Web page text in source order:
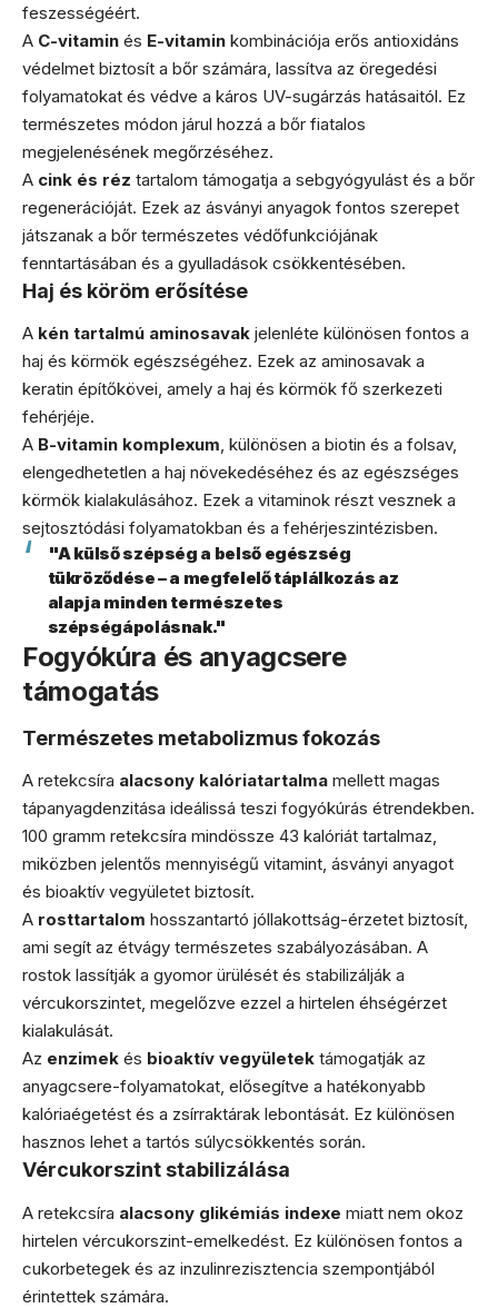
feszességéért.
A C-vitamin és E-vitamin kombinációja erős antioxidáns
védelmet biztosít a bőr számára, lassítva az öregedési
folyamatokat és védve a káros UV-sugárzás hatásaitól. Ez
természetes módon járul hozzá a bőr fiatalos
megjelenésének megőrzéséhez.
A cink és réz tartalom támogatja a sebgyógyulást és a bőr
regenerációját. Ezek az ásványi anyagok fontos szerepet
játszanak a bőr természetes védőfunkciójának
fenntartásában és a gyulladások csökkentésében.
Haj és köröm erősítése
A kén tartalmú aminosavak jelenléte különösen fontos a
haj és körmök egészségéhez. Ezek az aminosavak a
keratin építőkövei, amely a haj és körmök fő szerkezeti
fehérjéje.
A B-vitamin komplexum, különösen a biotin és a folsav,
elengedhetetlen a haj növekedéséhez és az egészséges
körmök kialakulásához. Ezek a vitaminok részt vesznek a
sejtosztódási folyamatokban és a fehérjeszintézisben.
"A külső szépség a belső egészség
tükröződése – a megfelelő táplálkozás az
alapja minden természetes
szépségápolásnak."
Fogyókúra és anyagcsere
támogatás
Természetes metabolizmus fokozás
A retekcsíra alacsony kalóriatartalma mellett magas
tápanyagdenzitása ideálissá teszi fogyókúrás étrendekben.
100 gramm retekcsíra mindössze 43 kalóriát tartalmaz,
miközben jelentős mennyiségű vitamint, ásványi anyagot
és bioaktív vegyületet biztosít.
A rosttartalom hosszantartó jóllakottság-érzetet biztosít,
ami segít az étvágy természetes szabályozásában. A
rostok lassítják a gyomor ürülését és stabilizálják a
vércukorszintet, megelőzve ezzel a hirtelen éhségérzet
kialakulását.
Az enzimek és bioaktív vegyületek támogatják az
anyagcsere-folyamatokat, elősegítve a hatékonyabb
kalóriaégetést és a zsírraktárak lebontását. Ez különösen
hasznos lehet a tartós súlycsökkentés során.
Vércukorszint stabilizálása
A retekcsíra alacsony glikémiás indexe miatt nem okoz
hirtelen vércukorszint-emelkedést. Ez különösen fontos a
cukorbetegek és az inzulinrezisztencia szempontjából
érintettek számára.